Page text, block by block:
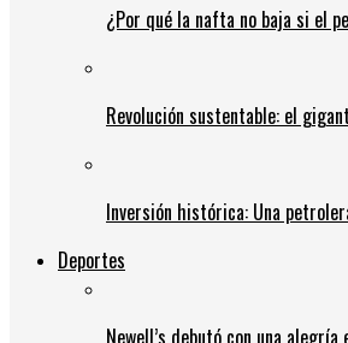
¿Por qué la nafta no baja si el
Revolución sustentable: el
Inversión histórica: Una
Deportes